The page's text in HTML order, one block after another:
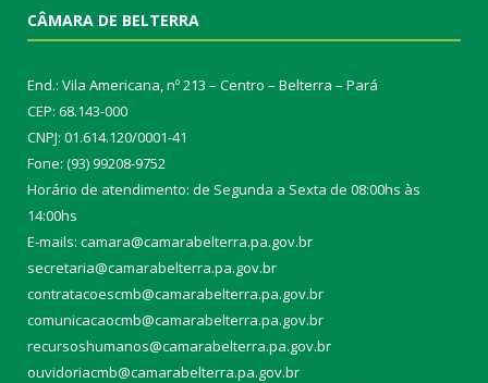
CÂMARA DE BELTERRA
End.: Vila Americana, nº 213 – Centro – Belterra – Pará
CEP: 68.143-000
CNPJ: 01.614.120/0001-41
Fone: (93) 99208-9752
Horário de atendimento: de Segunda a Sexta de 08:00hs às
14:00hs
E-mails: camara@camarabelterra.pa.gov.br
secretaria@camarabelterra.pa.gov.br
contratacoescmb@camarabelterra.pa.gov.br
comunicacaocmb@camarabelterra.pa.gov.br
recursoshumanos@camarabelterra.pa.gov.br
ouvidoriacmb@camarabelterra.pa.gov.br